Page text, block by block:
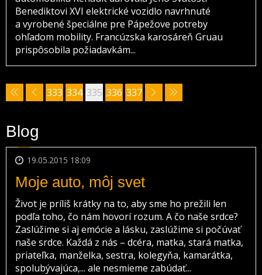
Benediktovi XVI elektrické vozidlo navrhnuté
a vyrobené špeciálne pre Pápežove potreby
ohľadom mobility. Francúzska karosáreň Gruau
prispôsobila požiadavkám...
333 334 335 336 337
Blog
19.05.2015 18:09
Moje auto, môj svet
Život je príliš krátky na to, aby sme ho prežili len
podľa toho, čo nám hovorí rozum. A čo naše srdce?
Zaslúžime si aj emócie a lásku, zaslúžime si počúvať
naše srdce. Každá z nás – dcéra, matka, stará matka,
priateľka, manželka, sestra, kolegyňa, kamarátka,
spolubývajúca,... ale nesmieme zabúdať...